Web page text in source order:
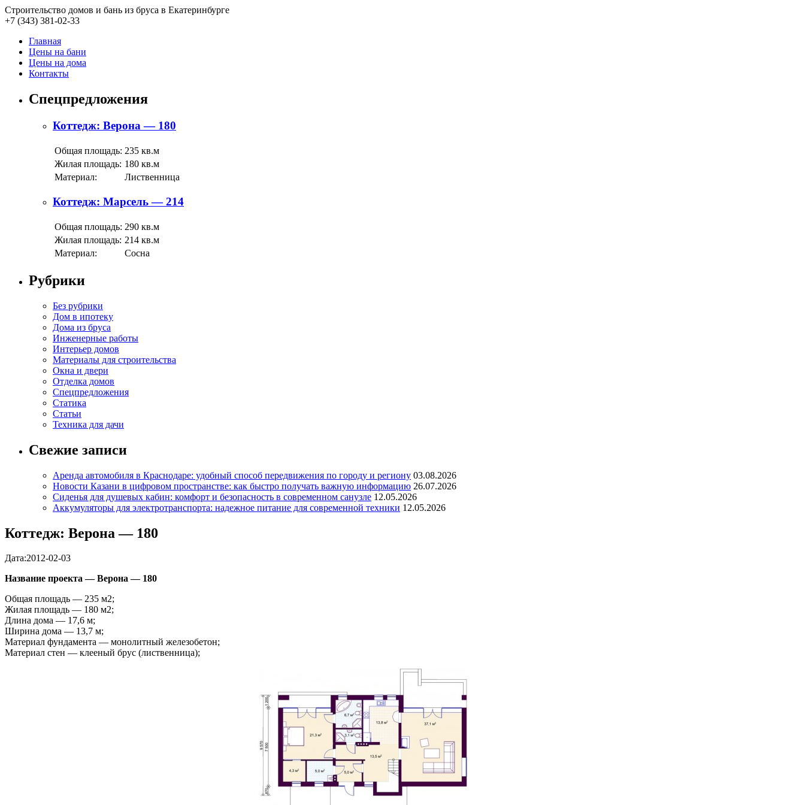
Строительство домов и бань из бруса в Екатеринбурге
+7 (343) 381-02-33
Главная
Цены на бани
Цены на дома
Контакты
Спецпредложения
Коттедж: Верона — 180
Общая площадь: 235 кв.м
Жилая площадь: 180 кв.м
Материал:
Лиственница
Коттедж: Марсель — 214
Общая площадь: 290 кв.м
Жилая площадь: 214 кв.м
Материал:
Сосна
Рубрики
Без рубрики
Дом в ипотеку
Дома из бруса
Инженерные работы
Интерьер домов
Материалы для строительства
Окна и двери
Отделка домов
Спецпредложения
Статика
Статьи
Техника для дачи
Свежие записи
Аренда автомобиля в Краснодаре: удобный способ передвижения по городу и региону 03.08.2026
Новости Казани в цифровом пространстве: как быстро получать важную информацию 26.07.2026
Сиденья для душевых кабин: комфорт и безопасность в современном санузле 12.05.2026
Аккумуляторы для электротранспорта: надежное питание для современной техники 12.05.2026
Коттедж: Верона — 180
Дата:2012-02-03
Название проекта — Верона — 180
Общая площадь — 235 м2;
Жилая площадь — 180 м2;
Длина дома — 17,6 м;
Ширина дома — 13,7 м;
Материал фундамента — монолитный железобетон;
Материал стен — клееный брус (лиственница);